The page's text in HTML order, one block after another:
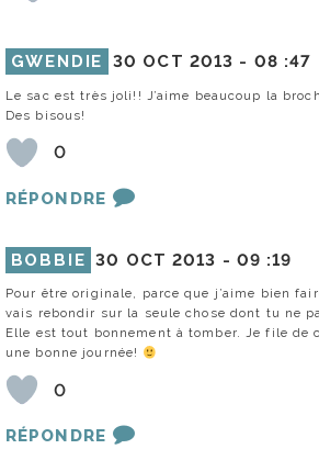
GWENDIE 30 OCT 2013 - 08 :47
Le sac est très joli!! J’aime beaucoup la
Des bisous!
0
RÉPONDRE
BOBBIE 30 OCT 2013 - 09 :19
Pour être originale, parce que j’aime bien
vais rebondir sur la seule chose dont tu ne
Elle est tout bonnement à tomber. Je file de
une bonne journée!
0
RÉPONDRE